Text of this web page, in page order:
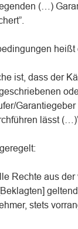
(…)
heißt
ist, dass der
lässt
Rechte aus
stets